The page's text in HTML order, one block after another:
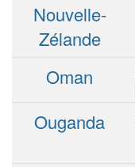
Nouvelle-
Zélande
Oman
Ouganda